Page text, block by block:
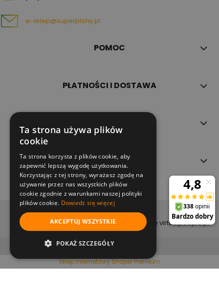
e-sklep@superplony.pl
POMOC
PŁATNOŚCI I DOSTAWA
O NAS
copyright (c) 2022
projekt i wykonanie virtualpeople.pl
pokaż pełną wersję strony
Sklep internetowy Shoper Premium
Ta strona używa plików
cookie
Ta strona korzysta z plików cookie, aby
zapewnić lepszą wygodę użytkowania.
Korzystając z tej strony, wyrażasz zgodę na
używanie przez nas wszystkich plików
cookie zgodnie z warunkami naszej polityki
plików cookie. Dowiedz się więcej
AKCEPTUJ WSZYSTKIE
POKAŻ SZCZEGÓŁY